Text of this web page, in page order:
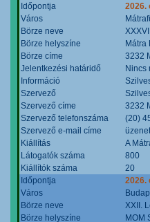
Időpontja
2026.
Város
Börze neve
Börze helyszíne
Mátra
Börze címe
3232
Jelentkezési határidő
Nincs
Információ
Szervező
Szervező címe
3232
Szervező telefonszáma
(20)
Szervező e-mail címe
Kiállítás
A
Látogatók száma
800
Kiállítók száma
20
Időpontja
2026.
Város
Börze neve
XXII.
Börze helyszíne
MOM